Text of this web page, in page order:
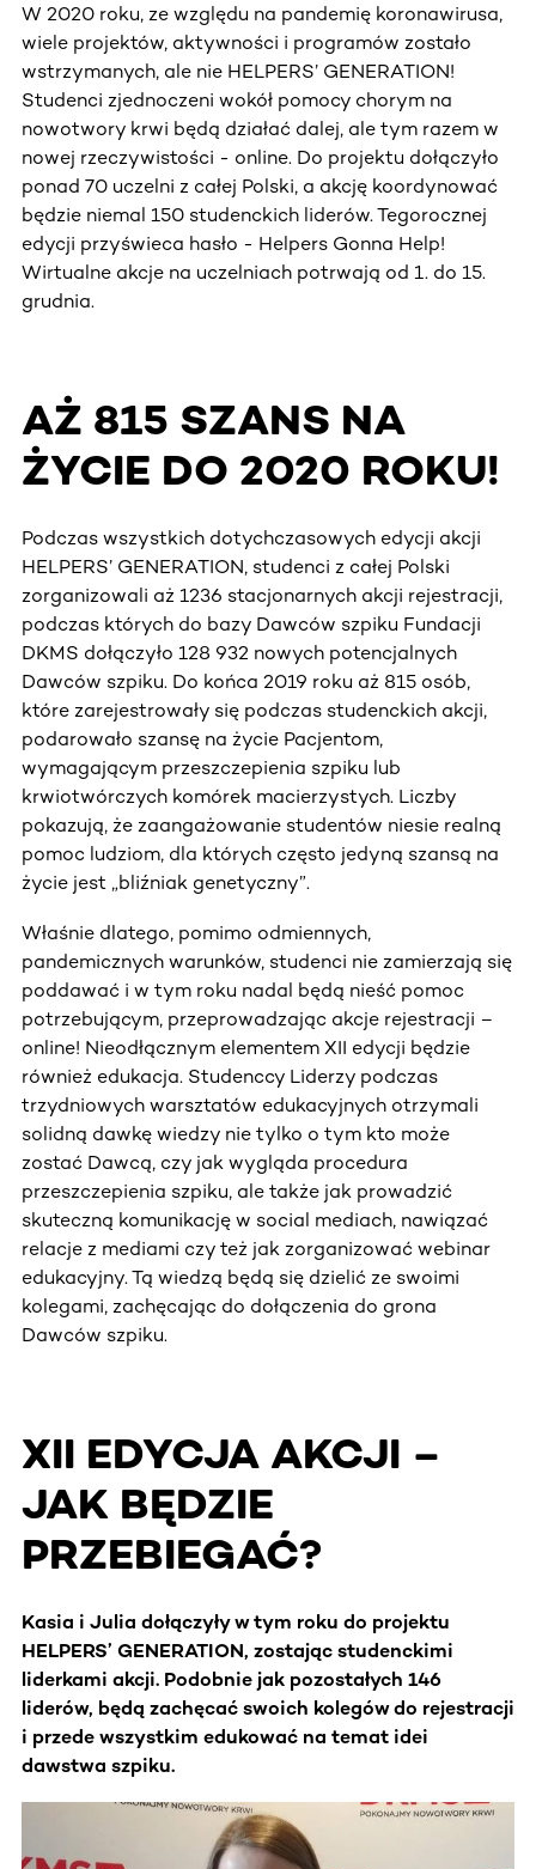
W 2020 roku, ze względu na pandemię koronawirusa,
wiele projektów, aktywności i programów zostało
wstrzymanych, ale nie HELPERS’ GENERATION!
Studenci zjednoczeni wokół pomocy chorym na
nowotwory krwi będą działać dalej, ale tym razem w
nowej rzeczywistości - online. Do projektu dołączyło
ponad 70 uczelni z całej Polski, a akcję koordynować
będzie niemal 150 studenckich liderów. Tegorocznej
edycji przyświeca hasło - Helpers Gonna Help!
Wirtualne akcje na uczelniach potrwają od 1. do 15.
grudnia.
AŻ 815 SZANS NA
ŻYCIE DO 2020 ROKU!
Podczas wszystkich dotychczasowych edycji akcji
HELPERS’ GENERATION, studenci z całej Polski
zorganizowali aż 1236 stacjonarnych akcji rejestracji,
podczas których do bazy Dawców szpiku Fundacji
DKMS dołączyło 128 932 nowych potencjalnych
Dawców szpiku. Do końca 2019 roku aż 815 osób,
które zarejestrowały się podczas studenckich akcji,
podarowało szansę na życie Pacjentom,
wymagającym przeszczepienia szpiku lub
krwiotwórczych komórek macierzystych. Liczby
pokazują, że zaangażowanie studentów niesie realną
pomoc ludziom, dla których często jedyną szansą na
życie jest „bliźniak genetyczny”.
Właśnie dlatego, pomimo odmiennych,
pandemicznych warunków, studenci nie zamierzają się
poddawać i w tym roku nadal będą nieść pomoc
potrzebującym, przeprowadzając akcje rejestracji –
online! Nieodłącznym elementem XII edycji będzie
również edukacja. Studenccy Liderzy podczas
trzydniowych warsztatów edukacyjnych otrzymali
solidną dawkę wiedzy nie tylko o tym kto może
zostać Dawcą, czy jak wygląda procedura
przeszczepienia szpiku, ale także jak prowadzić
skuteczną komunikację w social mediach, nawiązać
relacje z mediami czy też jak zorganizować webinar
edukacyjny. Tą wiedzą będą się dzielić ze swoimi
kolegami, zachęcając do dołączenia do grona
Dawców szpiku.
XII EDYCJA AKCJI –
JAK BĘDZIE
PRZEBIEGAĆ?
Kasia i Julia dołączyły w tym roku do projektu
HELPERS’ GENERATION, zostając studenckimi
liderkami akcji. Podobnie jak pozostałych 146
liderów, będą zachęcać swoich kolegów do rejestracji
i przede wszystkim edukować na temat idei
dawstwa szpiku.